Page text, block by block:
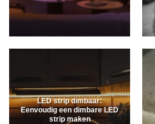
LED strip dimbaar:
Eenvoudig een dimbare LED
strip maken